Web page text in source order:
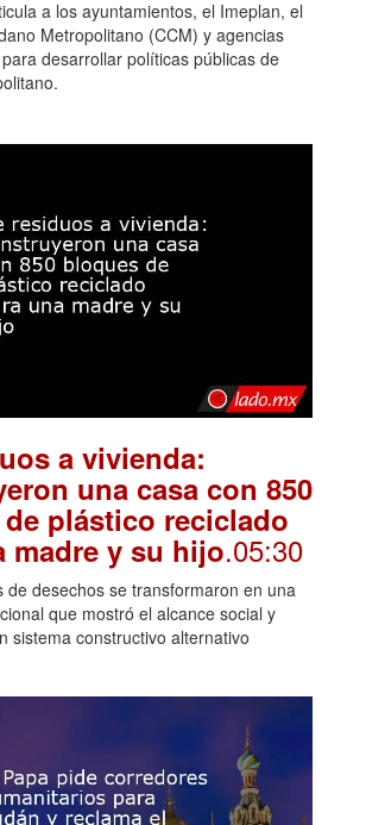
a los ayuntamientos, el Imeplan, el
Metropolitano (CCM) y agencias
desarrollar políticas públicas de
a vivienda:
una casa con 850
plástico reciclado
madre y su hijo.05:30
de desechos se transformaron en una
que mostró el alcance social y
sistema constructivo alternativo